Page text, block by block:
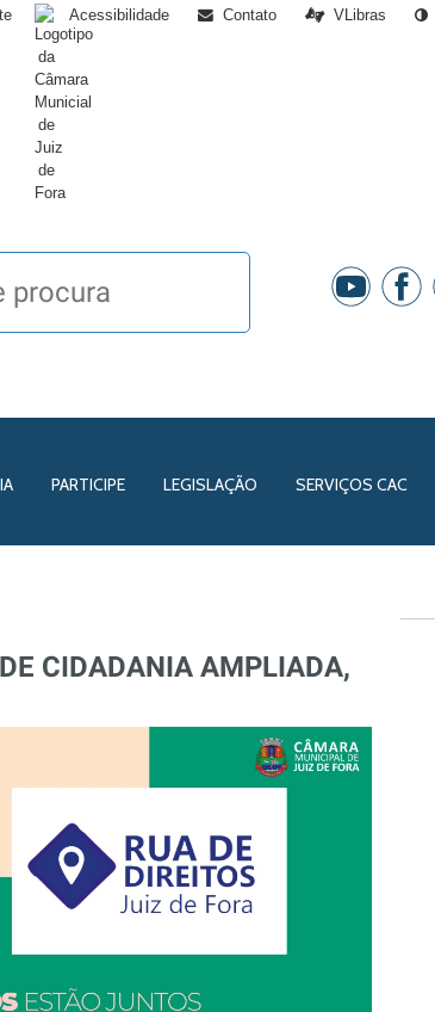
Acessibilidade Contato VLibras
PARTICIPE LEGISLAÇÃO SERVIÇOS CAC
CIDADANIA AMPLIADA,